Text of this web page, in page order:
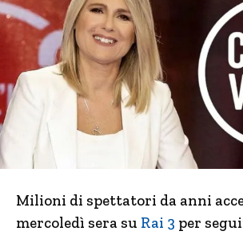
Milioni di spettatori da anni
mercoledì sera su Rai 3 per